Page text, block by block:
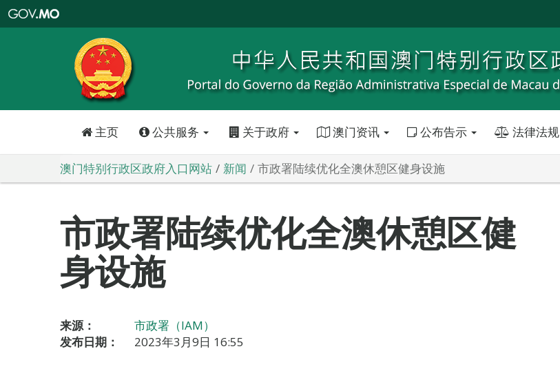
特
政
区
政
口
主页 公共服务 关于政府 澳门资讯 公布告示 法律法规
澳门特别行政区政府入口网站 新闻 市政署陆续优化全澳休憩区健身设施
市政署陆续优化全澳休憩区健
身设施
来源：
市政署（IAM）
发布日期：
2023年3月9日 16:55